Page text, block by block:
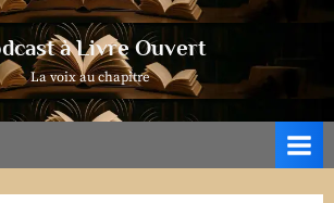
à Livre Ouvert
La voix au chapitre